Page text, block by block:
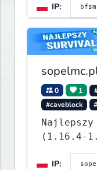
RealLife,
IP:
0 1
#caveblock
(1.16.4-
IP: